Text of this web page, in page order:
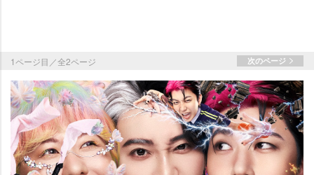
1ページ目／全2ページ 次のページ